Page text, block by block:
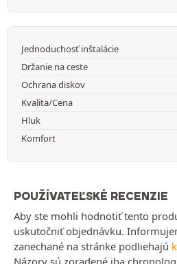
Jednoduchosť inštalácie
Držanie na ceste
Ochrana diskov
Kvalita/Cena
Hluk
Komfort
POUŽÍVATEĽSKÉ RECENZIE
Aby ste mohli hodnotiť tento
uskutočniť objednávku.
zanechané na stránke podliehajú